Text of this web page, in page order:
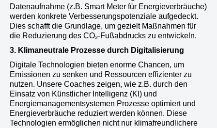
Datenaufnahme (z.B. Smart Meter für Energieverbräuche)
werden konkrete Verbesserungspotenziale aufgedeckt.
Dies schafft die Grundlage, um gezielt Maßnahmen für
die Reduzierung des CO₂-Fußabdrucks zu entwickeln.
3. Klimaneutrale Prozesse durch Digitalisierung
Digitale Technologien bieten enorme Chancen, um
Emissionen zu senken und Ressourcen effizienter zu
nutzen. Unsere Coaches zeigen, wie z.B. durch den
Einsatz von Künstlicher Intelligenz (KI) und
Energiemanagementsystemen Prozesse optimiert und
Energieverbräuche reduziert werden können. Diese
Technologien ermöglichen nicht nur klimafreundlichere